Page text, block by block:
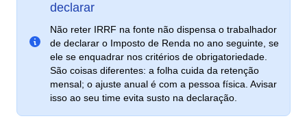
declarar
Não reter IRRF na fonte não dispensa o trabalhador
de declarar o Imposto de Renda no ano seguinte, se
ele se enquadrar nos critérios de obrigatoriedade.
São coisas diferentes: a folha cuida da retenção
mensal; o ajuste anual é com a pessoa física. Avisar
isso ao seu time evita susto na declaração.